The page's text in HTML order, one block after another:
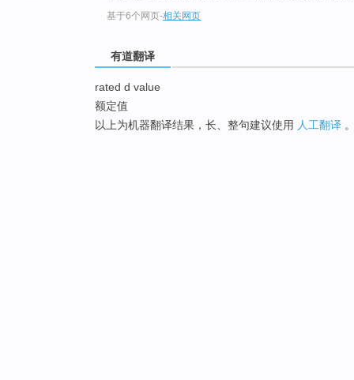
基于6个网页-相关网页
有道翻译
rated d value
额定值
以上为机器翻译结果，长、整句建议使用 人工翻译